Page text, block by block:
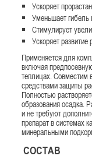
Ускоряет
Уменьшает гибель
Стимулирует
Ускоряет развитие
Применяется для
включая
теплицах. Совместим
средствами защиты
Полностью
образования осадка.
и не требуют
препарат в системах
минеральными
СОСТАВ